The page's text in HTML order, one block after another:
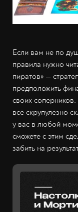
Если вам не по
правила нужно
пиратов» —
предположить
своих
всё скрупулёзно
у вас в любой
сможете с этим
забить на